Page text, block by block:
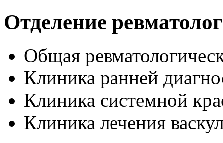
Отделение
Общая
Клиника ранней
Клиника системной
Клиника лечения